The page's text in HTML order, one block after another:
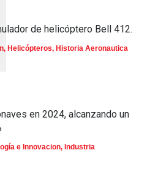
de helicóptero Bell 412.
, Helicópteros, Historia Aeronautica
en 2024, alcanzando un
e Innovacion, Industria